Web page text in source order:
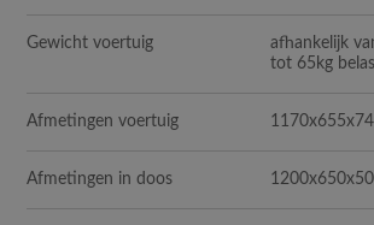
Gewicht voertuig
afhankelijk
tot 65kg
Afmetingen voertuig
Afmetingen in doos